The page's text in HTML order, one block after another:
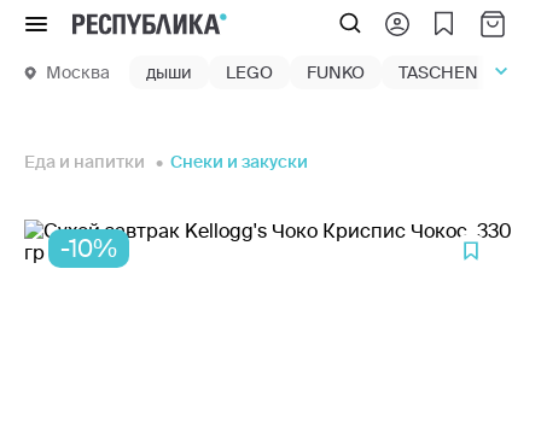
Меню
Москва дыши LEGO FUNKO TASCHEN
Еда и напитки Снеки и закуски
-10%